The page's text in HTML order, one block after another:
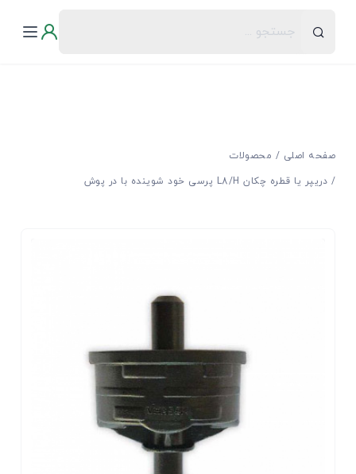
صفحه اصلی
محصولات
دریپر یا قطره چکان L8/H پرسی خود شوینده با در پوش